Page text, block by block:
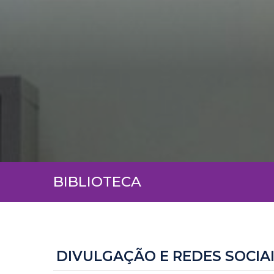
BIBLIOTECA
DIVULGAÇÃO E REDES